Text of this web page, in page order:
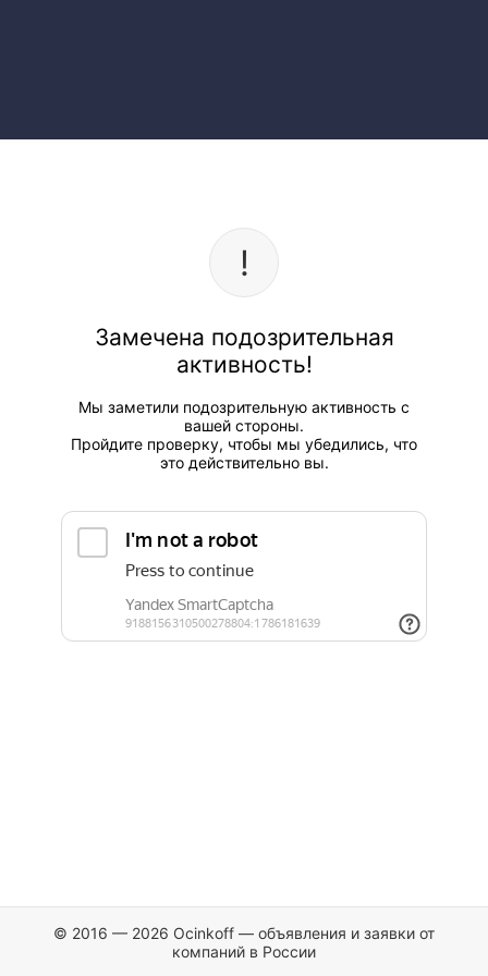
Замечена подозрительная
активность!
Мы заметили подозрительную активность с
вашей стороны.
Пройдите проверку, чтобы мы убедились, что
это действительно вы.
© 2016 — 2026 Ocinkoff — объявления и заявки от
компаний в России